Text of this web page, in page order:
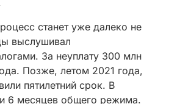
станет уже далеко не
выслушивал
За неуплату 300 млн
Позже, летом 2021 года,
пятилетний срок. В
и 6 месяцев общего режима.